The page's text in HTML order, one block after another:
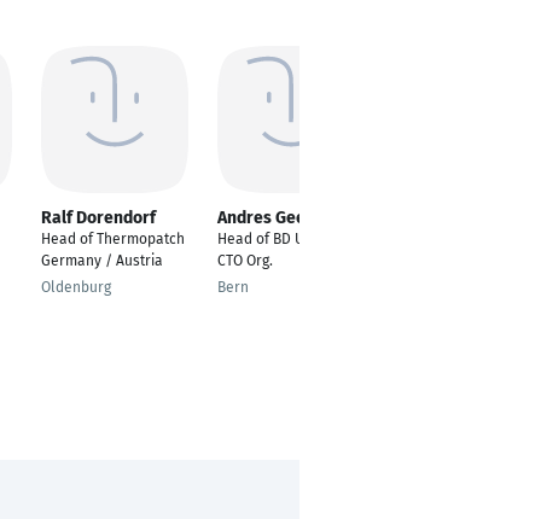
Ralf Dorendorf
Head of Thermopatch
Germany / Austria
Oldenburg
Andres Gees
Head of BD UCC/CC -
CTO Org.
Bern